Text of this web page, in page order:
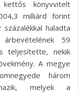
könyvvitelt
milliárd forint
haladta
59
teljesítette, nekik
A megye
három
melyek a